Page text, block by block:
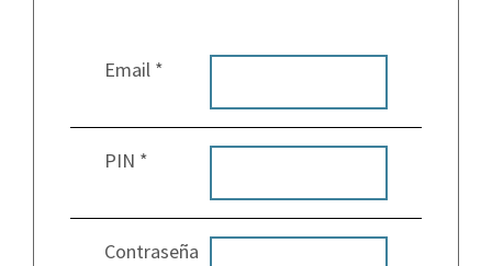
Email *
PIN *
Contraseña